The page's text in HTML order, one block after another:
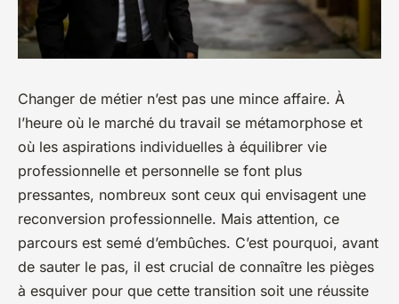
Changer de métier n’est pas une mince affaire. À
l’heure où le marché du travail se métamorphose et
où les aspirations individuelles à équilibrer vie
professionnelle et personnelle se font plus
pressantes, nombreux sont ceux qui envisagent une
reconversion professionnelle. Mais attention, ce
parcours est semé d’embûches. C’est pourquoi, avant
de sauter le pas, il est crucial de connaître les pièges
à esquiver pour que cette transition soit une réussite